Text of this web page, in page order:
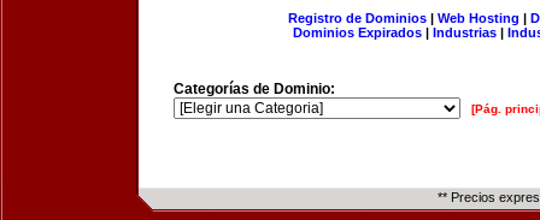
Registro de Dominios| Web Hosting |
Dominios Expirados | Industrias |
Categorías de Dominio:
[Pág.
** Precios